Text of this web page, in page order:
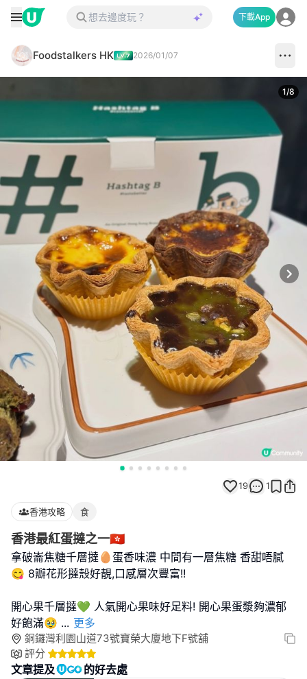
下載App
Foodstalkers HK 2026/01/07
1/8
19 1
香港攻略 食
香港最紅蛋撻之一🇭🇰
拿破崙焦糖千層撻🥚蛋香味濃 中間有一層焦糖 香甜唔膩
😋 8瓣花形撻殼好靚,口感層次豐富!!
開心果千層撻💚 人氣開心果味好足料! 開心果蛋漿夠濃郁
好飽滿🥹 ... 更多
銅鑼灣利園山道73號寶榮大廈地下F號舖
評分
文章提及 的好去處